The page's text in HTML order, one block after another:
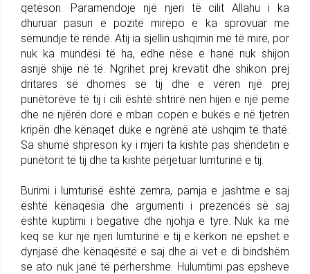
qetëson. Paramendoje një njeri të cilit Allahu i ka
dhuruar pasuri e pozitë mirëpo e ka sprovuar me
sëmundje të rëndë. Atij ia sjellin ushqimin më të mirë, por
nuk ka mundësi të ha, edhe nëse e hanë nuk shijon
asnjë shije në të. Ngrihet prej krevatit dhe shikon prej
dritares së dhomës së tij dhe e vëren një prej
punëtorëve të tij i cili është shtrirë nën hijen e një peme
dhe në njërën dorë e mban copën e bukës e në tjetrën
kripën dhe kënaqet duke e ngrënë atë ushqim të thatë.
Sa shumë shpreson ky i mjeri ta kishte pas shëndetin e
punëtorit të tij dhe ta kishte përjetuar lumturinë e tij.
Burimi i lumturisë është zemra, pamja e jashtme e saj
është kënaqësia dhe argumenti i prezencës së saj
është kuptimi i begative dhe njohja e tyre. Nuk ka më
keq se kur një njeri lumturinë e tij e kërkon në epshet e
dynjasë dhe kënaqësitë e saj dhe ai vet e di bindshëm
se ato nuk janë të përhershme. Hulumtimi pas epsheve